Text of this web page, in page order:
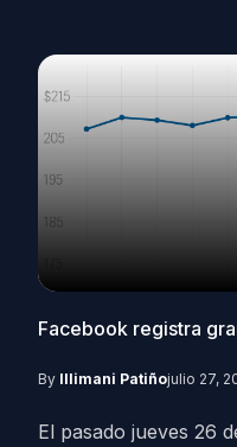
Facebook registra
By Illimani Patiñojulio 27,
El pasado jueves 26